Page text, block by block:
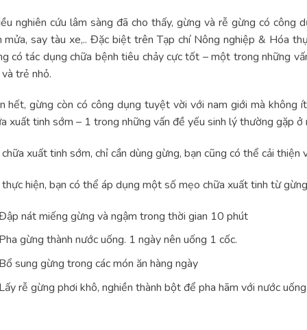
nghiên cứu lâm sàng đã cho thấy, gừng và rễ gừng có công
mửa, say tàu xe,.. Đặc biệt trên Tạp chí Nông nghiệp & Hóa
có tác dụng chữa bệnh tiêu chảy cực tốt – một trong những
trẻ nhỏ.
hết, gừng còn có công dụng tuyệt vời với nam giới mà không
xuất tinh sớm – 1 trong những vấn đề yếu sinh lý thường gặp ở
xuất tinh sớm, chỉ cần dùng gừng, bạn cũng có thể cải
hiện, bạn có thể áp dụng một số mẹo chữa xuất tinh từ
nát miếng gừng và ngậm trong thời gian 10 phút
Pha gừng thành nước uống. 1 ngày nên uống 1 cốc.
Bổ sung gừng trong các món ăn hàng ngày
Lấy rễ gừng phơi khô, nghiền thành bột để pha hãm với nước